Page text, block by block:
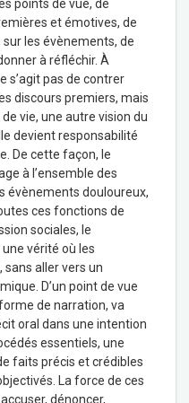
points de vue, de
et émotives, de
les évènements, de
à réfléchir. À
s’agit pas de contrer
discours premiers, mais
vie, une autre vision du
devient responsabilité
De cette façon, le
à l’ensemble des
évènements douloureux,
ces fonctions de
sociales, le
vérité où les
aller vers un
D’un point de vue
de narration, va
oral dans une intention
essentiels, une
faits précis et crédibles
La force de ces
dénoncer,